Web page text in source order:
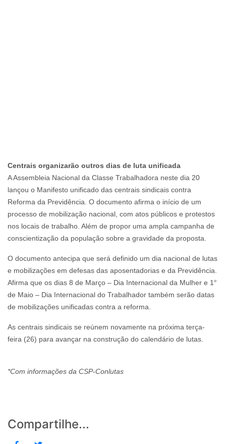
Centrais organizarão outros dias de luta unificada
A Assembleia Nacional da Classe Trabalhadora neste dia 20
lançou o Manifesto unificado das centrais sindicais contra
Reforma da Previdência. O documento afirma o início de um
processo de mobilização nacional, com atos públicos e protestos
nos locais de trabalho. Além de propor uma ampla campanha de
conscientização da população sobre a gravidade da proposta.
O documento antecipa que será definido um dia nacional de lutas
e mobilizações em defesas das aposentadorias e da Previdência.
Afirma que os dias 8 de Março – Dia Internacional da Mulher e 1°
de Maio – Dia Internacional do Trabalhador também serão datas
de mobilizações unificadas contra a reforma.
As centrais sindicais se reúnem novamente na próxima terça-
feira (26) para avançar na construção do calendário de lutas.
*Com informações da CSP-Conlutas
Compartilhe...